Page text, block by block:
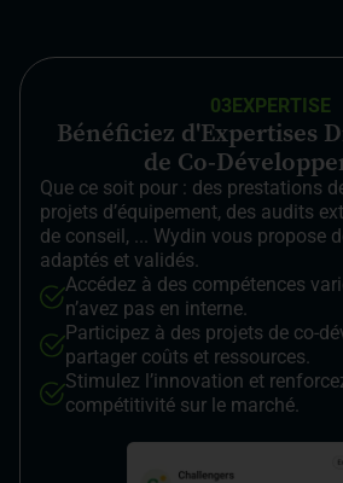
03EXPERTISE
Bénéficiez d'Expertises
de Co-
Que ce soit pour : des prestations
projets d’équipement, des audits
de conseil, ... Wydin vous propose
adaptés et validés.
Accédez à des compétences
n’avez pas en interne.
Participez à des projets de co-
partager coûts et ressources.
Stimulez l’innovation et
compétitivité sur le marché.